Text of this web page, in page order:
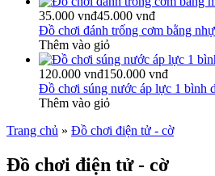
35.000 vnđ45.000 vnđ
Đồ chơi đánh trống cơm bằng
Thêm vào giỏ
120.000 vnđ150.000 vnđ
Đồ chơi súng nước áp lực 1 bình
Thêm vào giỏ
Trang chủ » Đồ chơi điện tử - cờ
Đồ chơi điện tử - cờ